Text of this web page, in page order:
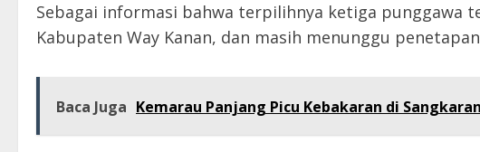
Sebagai informasi bahwa terpilihnya ketiga punggawa
Kabupaten Way Kanan, dan masih menunggu
Baca Juga Kemarau Panjang Picu Kebakaran di